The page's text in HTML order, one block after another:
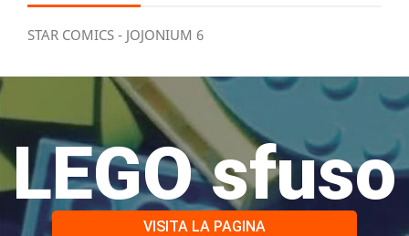
STAR COMICS - JOJONIUM 6
LEGO sfuso
VISITA LA PAGINA